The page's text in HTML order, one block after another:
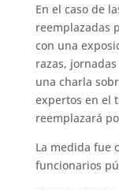
En el caso de
reemplazadas
con una
razas,
una charla
expertos en el
reemplazará
La medida fue
funcionarios